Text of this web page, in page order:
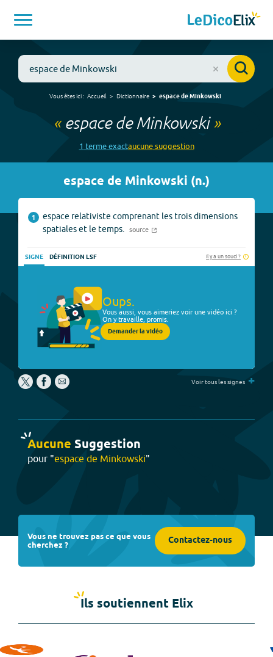
Vous êtes ici : Accueil Dictionnaire espace de Minkowski
« espace de Minkowski»
1 termeexactaucunesuggestion
espace de Minkowski (n.)
1
espace relativiste comprenant les trois dimensions
spatiales et le temps.
source
SIGNE DÉFINITION LSF Il y a un souci ?
Oups.
Vous aussi, vous aimeriez voir une vidéo ici ?
On y travaille, promis.
Demander la vidéo
Voir tous les signes +
Aucune Suggestion
pour "espace de Minkowski"
Vous ne trouvez pas ce que vous
cherchez ? Contactez-nous
Ils soutiennent Elix